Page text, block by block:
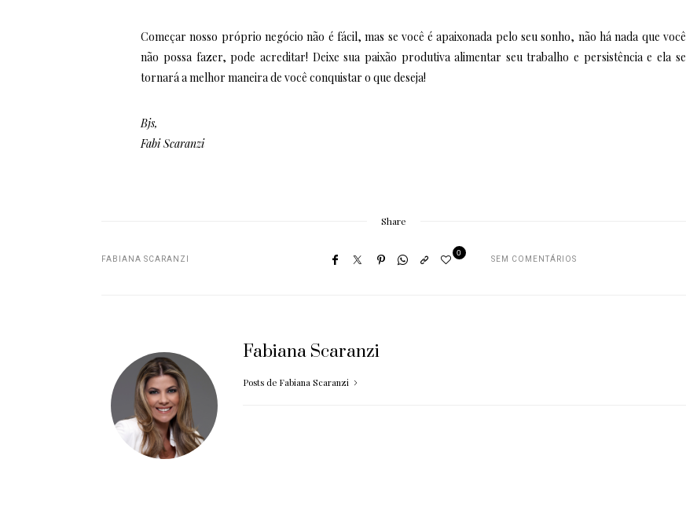
Começar nosso próprio negócio não é fácil, mas se você é apaixonada pelo seu sonho, não há nada que você
não possa fazer, pode acreditar! Deixe sua paixão produtiva alimentar seu trabalho e persistência e ela se
tornará a melhor maneira de você conquistar o que deseja!
Bjs,
Fabi Scaranzi
Share
FABIANA SCARANZI
0
SEM COMENTÁRIOS
Fabiana Scaranzi
Posts de Fabiana Scaranzi